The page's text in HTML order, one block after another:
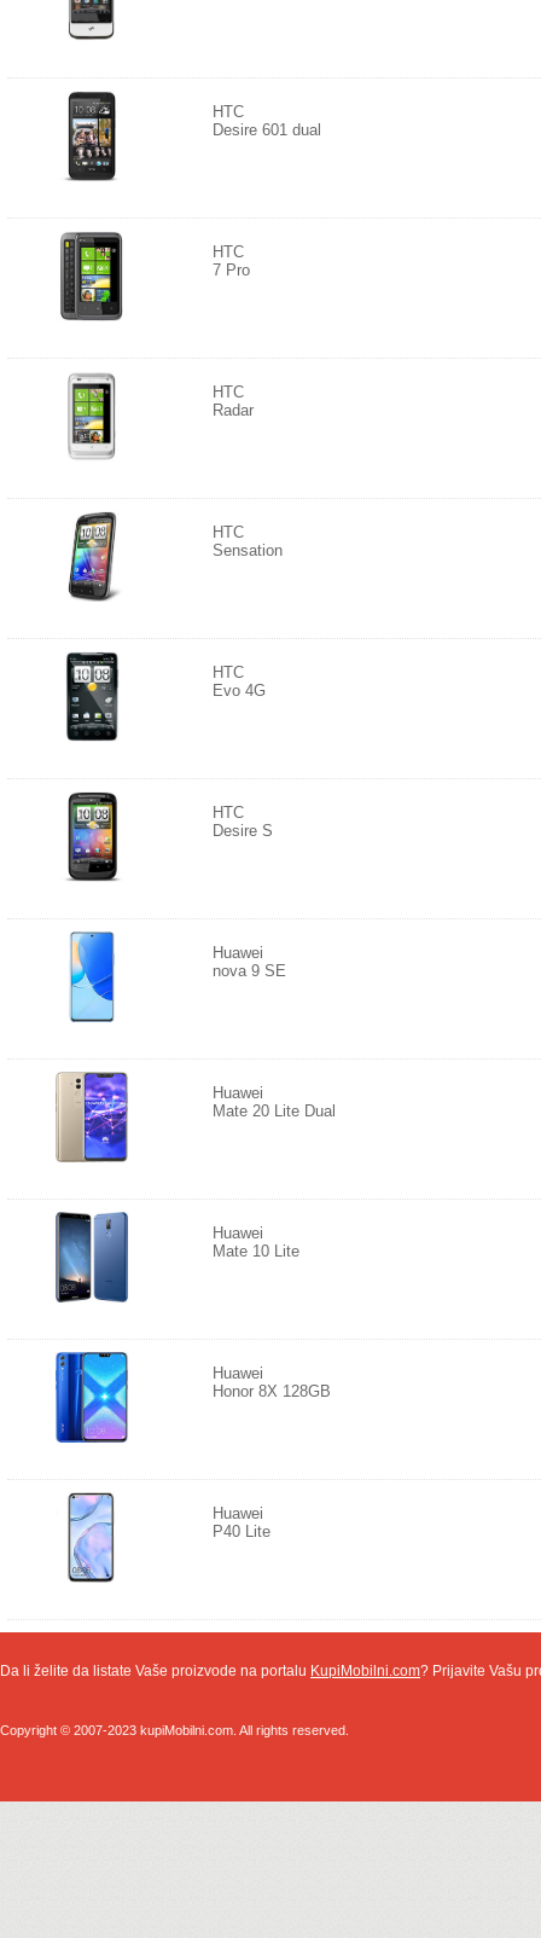
HTC
Desire 601 dual
HTC
7 Pro
HTC
Radar
HTC
Sensation
HTC
Evo 4G
HTC
Desire S
Huawei
nova 9 SE
Huawei
Mate 20 Lite Dual
Huawei
Mate 10 Lite
Huawei
Honor 8X 128GB
Huawei
P40 Lite
Da li želite da listate Vaše proizvode na portalu KupiMobilni.com? Prijavite Vašu
Copyright © 2007-2023 kupiMobilni.com. All rights reserved.